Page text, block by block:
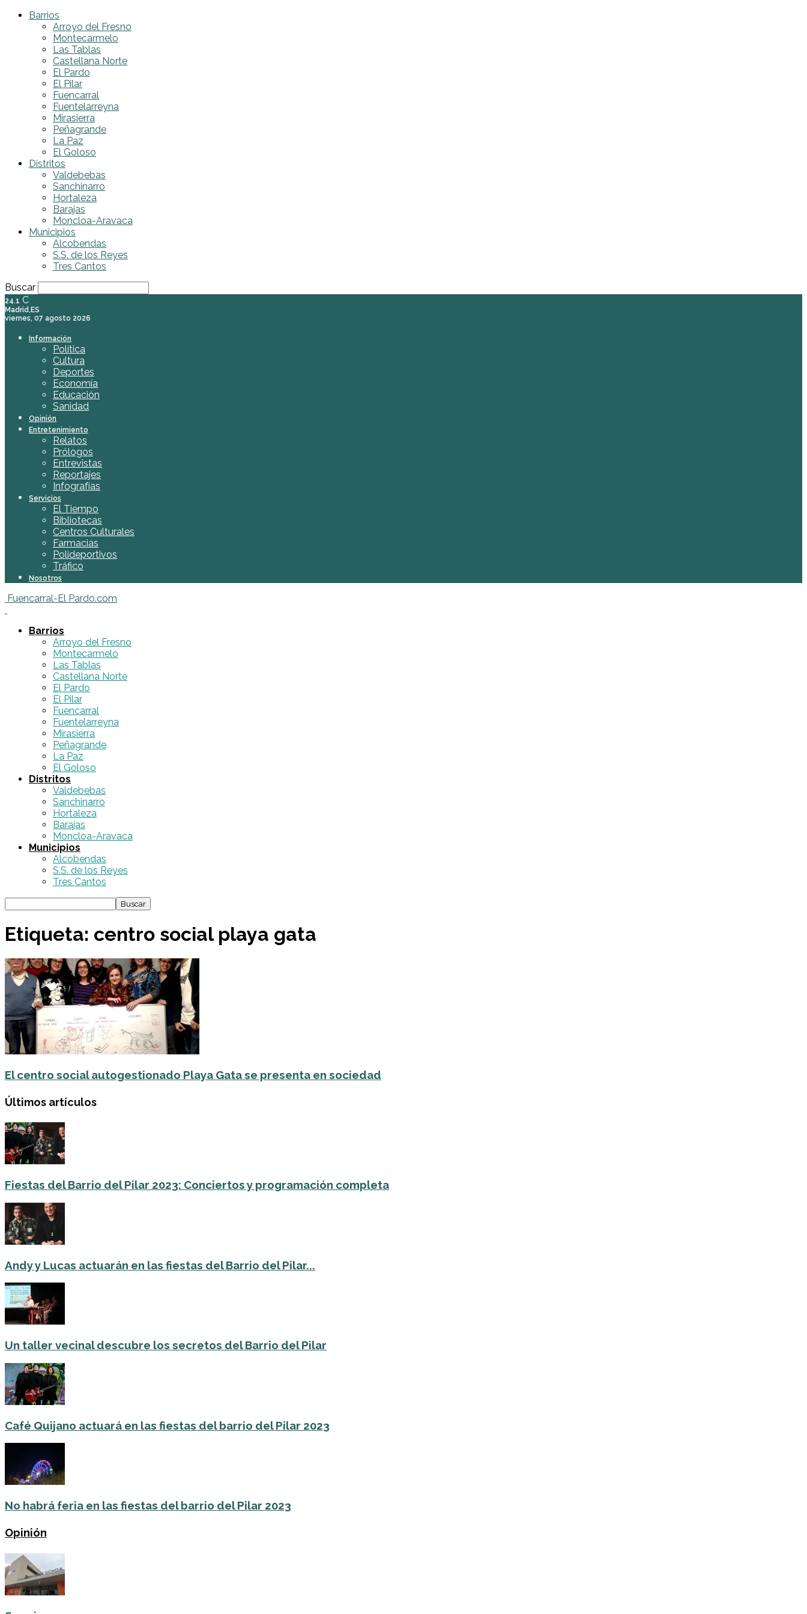
Barrios
Arroyo del Fresno
Montecarmelo
Las Tablas
Castellana Norte
El Pardo
El Pilar
Fuencarral
Fuentelarreyna
Mirasierra
Peñagrande
La Paz
El Goloso
Distritos
Valdebebas
Sanchinarro
Hortaleza
Barajas
Moncloa-Aravaca
Municipios
Alcobendas
S.S. de los Reyes
Tres Cantos
Buscar
24.1 C
Madrid,ES
viernes, 07 agosto 2026
Información
Política
Cultura
Deportes
Economía
Educación
Sanidad
Opinión
Entretenimiento
Relatos
Prólogos
Entrevistas
Reportajes
Infografías
Servicios
El Tiempo
Bibliotecas
Centros Culturales
Farmacias
Polideportivos
Tráfico
Nosotros
Fuencarral-El Pardo.com
Barrios
Arroyo del Fresno
Montecarmelo
Las Tablas
Castellana Norte
El Pardo
El Pilar
Fuencarral
Fuentelarreyna
Mirasierra
Peñagrande
La Paz
El Goloso
Distritos
Valdebebas
Sanchinarro
Hortaleza
Barajas
Moncloa-Aravaca
Municipios
Alcobendas
S.S. de los Reyes
Tres Cantos
Etiqueta: centro social playa gata
El centro social autogestionado Playa Gata se presenta en sociedad
Últimos artículos
Fiestas del Barrio del Pilar 2023: Conciertos y programación completa
Andy y Lucas actuarán en las fiestas del Barrio del Pilar...
Un taller vecinal descubre los secretos del Barrio del Pilar
Café Quijano actuará en las fiestas del barrio del Pilar 2023
No habrá feria en las fiestas del barrio del Pilar 2023
Opinión